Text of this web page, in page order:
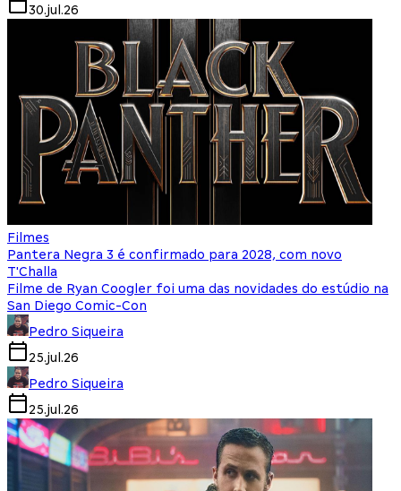
30.jul.26
Filmes
Pantera Negra 3 é confirmado para 2028, com novo
T'Challa
Filme de Ryan Coogler foi uma das novidades do estúdio na
San Diego Comic-Con
Pedro Siqueira
25.jul.26
Pedro Siqueira
25.jul.26